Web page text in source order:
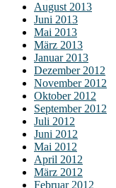
August 2013
Juni 2013
Mai 2013
März 2013
Januar 2013
Dezember 2012
November 2012
Oktober 2012
September 2012
Juli 2012
Juni 2012
Mai 2012
April 2012
März 2012
Februar 2012